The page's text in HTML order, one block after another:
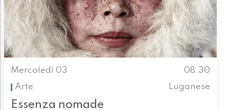
Mercoledì 03
08.30
Arte
Luganese
Essenza nomade